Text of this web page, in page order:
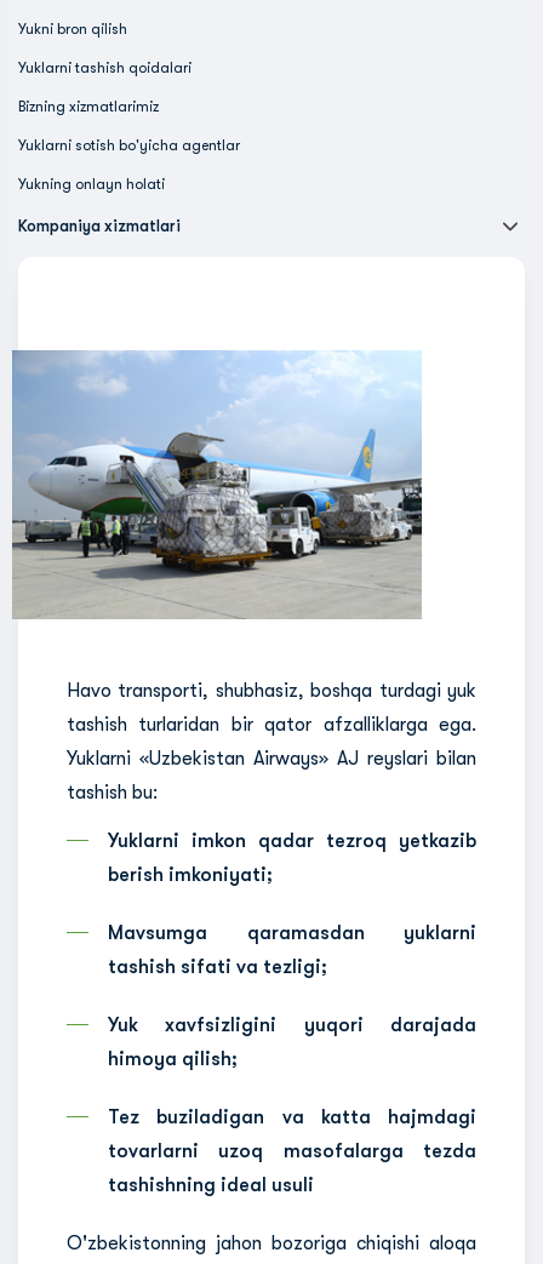
Yukni bron qilish
Yuklarni tashish qoidalari
Bizning xizmatlarimiz
Yuklarni sotish bo'yicha agentlar
Yukning onlayn holati
Kompaniya xizmatlari
Havo transporti, shubhasiz, boshqa turdagi yuk
tashish turlaridan bir qator afzalliklarga ega.
Yuklarni «Uzbekistan Airways» AJ reyslari bilan
tashish bu:
Yuklarni imkon qadar tezroq yetkazib
berish imkoniyati;
Mavsumga qaramasdan yuklarni
tashish sifati va tezligi;
Yuk xavfsizligini yuqori darajada
himoya qilish;
Tez buziladigan va katta hajmdagi
tovarlarni uzoq masofalarga tezda
tashishning ideal usuli
O'zbekistonning jahon bozoriga chiqishi aloqa